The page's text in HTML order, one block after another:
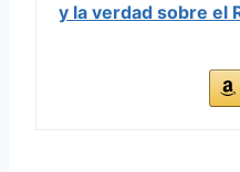
y la verdad sobre el